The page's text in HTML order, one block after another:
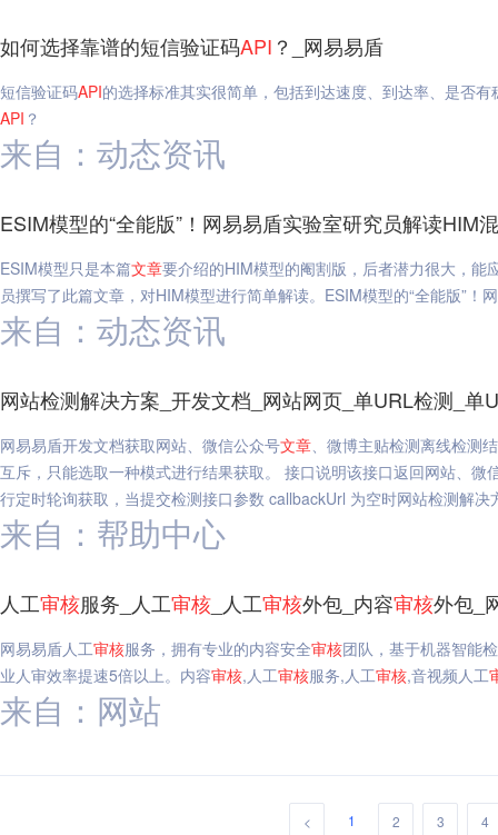
如何选择靠谱的短信验证码API ？_网易易盾
短信验证码API的选择标准其实很简单，包括到达速度、到达率、是否
API ？
来自：动态资讯
ESIM模型的“全能版”！网易易盾实验室研究员解读HIM
ESIM模型只是本篇文章要介绍的HIM模型的阉割版，后者潜力很大，
员撰写了此篇文章，对HIM模型进行简单解读。ESIM模型的“全能版”！
来自：动态资讯
网站检测解决方案_开发文档_网站网页_单URL检测_单
网易易盾开发文档获取网站、微信公众号文章、微博主贴检测离线检测
互斥，只能选取一种模式进行结果获取。 接口说明该接口返回网站、微
行定时轮询获取，当提交检测接口参数 callbackUrl 为空时网站检测解
来自：帮助中心
人工审核服务_人工审核 _人工审核外包_内容审核外包_
网易易盾人工审核服务，拥有专业的内容安全审核团队，基于机器智能
业人审效率提速5倍以上。内容审核,人工审核服务,人工审核,音视频人工
来自：网站
< 1 2 3 4